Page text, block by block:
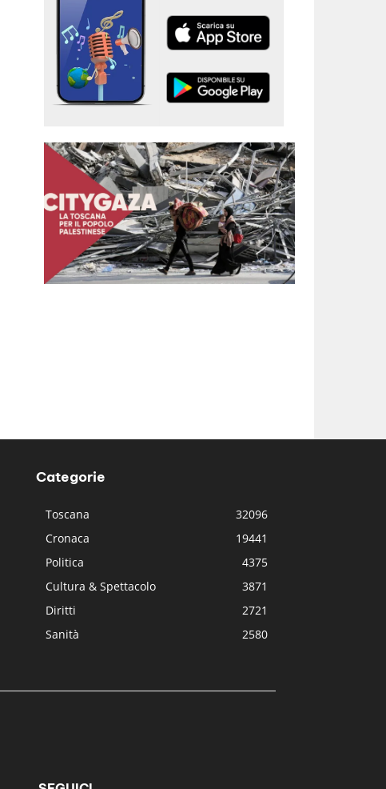
Categorie
Toscana
32096
Cronaca
19441
Politica
4375
Cultura & Spettacolo
3871
Diritti
2721
Sanità
2580